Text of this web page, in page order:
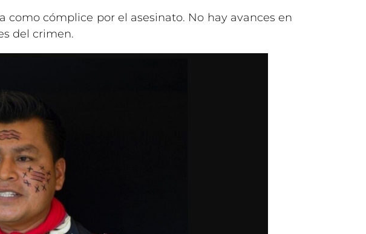
cómplice por el asesinato. No hay avances en
del crimen.